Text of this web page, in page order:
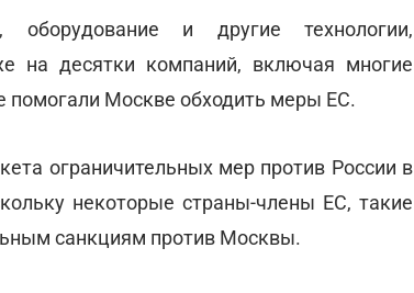
оборудование и другие технологии,
на десятки компаний, включая многие
помогали Москве обходить меры ЕС.
ограничительных мер против России в
некоторые страны-члены ЕС, такие
санкциям против Москвы.